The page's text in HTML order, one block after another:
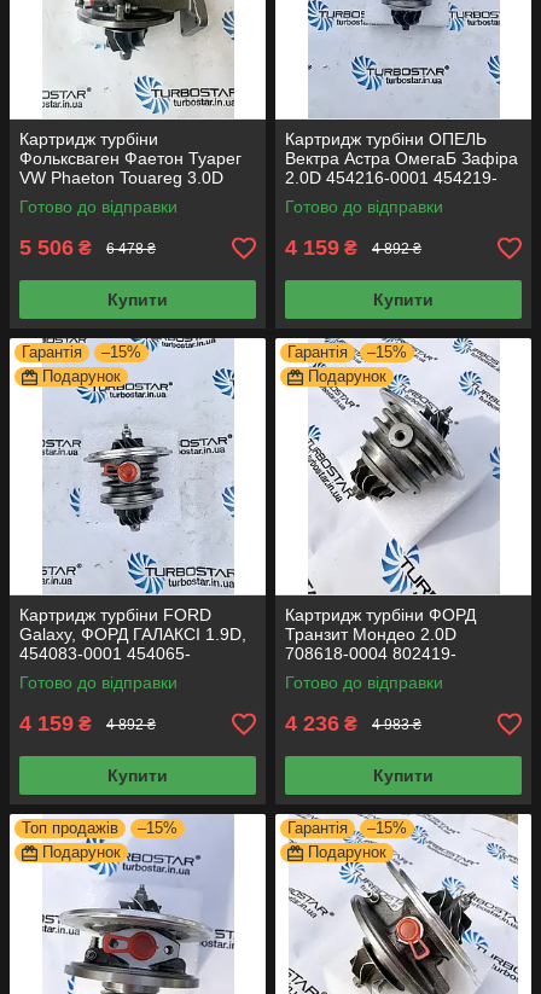
Картридж турбіни
Фольксваген Фаетон Туарег
VW Phaeton Touareg 3.0D
53049700050 53049700054
Готово до відправки
5 506 ₴ 6 478 ₴
Купити
Картридж турбіни ОПЕЛЬ
Вектра Астра ОмегаБ Зафіра
2.0D 454216-0001 454219-
0002 454219-0004
Готово до відправки
4 159 ₴ 4 892 ₴
Купити
Гарантія
–15%
Подарунок
Картридж турбіни FORD
Galaxy, ФОРД ГАЛАКСІ 1.9D,
454083-0001 454065-
0002 454082-0001 454092-
0001
Готово до відправки
4 159 ₴ 4 892 ₴
Купити
Гарантія
–15%
Подарунок
Картридж турбіни ФОРД
Транзит Мондео 2.0D
708618-0004 802419-
0002 714716-0004 726194-
0001 709035-0004
Готово до відправки
4 236 ₴ 4 983 ₴
Купити
Топ продажів
–15%
Подарунок
Гарантія
–15%
Подарунок